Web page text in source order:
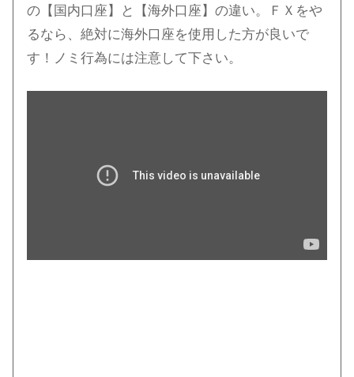
の【国内口座】と【海外口座】の違い。ＦＸをや
るなら、絶対に海外口座を使用した方が良いで
す！ノミ行為には注意して下さい。